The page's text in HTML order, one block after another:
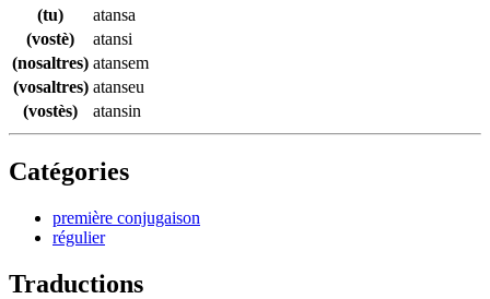
(tu)
atansa
(vostè)
atansi
(nosaltres) atansem
(vosaltres) atanseu
(vostès)
atansin
Catégories
première conjugaison
régulier
Traductions